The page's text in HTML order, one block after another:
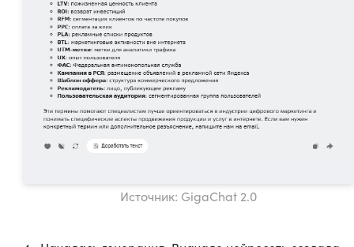
Источник: GigaChat 2.0